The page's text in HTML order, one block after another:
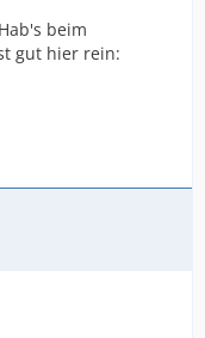
beim
gut hier rein: